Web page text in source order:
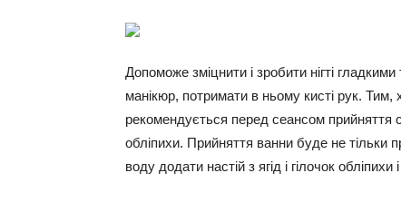
Допоможе зміцнити і зробити нігті
манікюр, потримати в ньому кисті рук. Тим,
рекомендується перед сеансом прийняття
обліпихи. Прийняття ванни буде не
воду додати настій з ягід і гілочок